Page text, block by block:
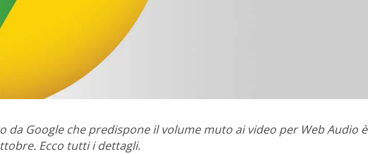
da Google che predispone il volume muto ai video per Web Audio è
Ecco tutti i dettagli.